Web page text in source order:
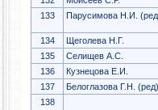
133
Парусимова Н.И.
134
Щеголева Н.Г.
135
Селищев А.С.
136
Кузнецова Е.И.
137
Белоглазова Г.Н. (ред)
138